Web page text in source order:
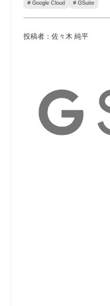
# Google Cloud # GSuite
投稿者：佐々木 純平